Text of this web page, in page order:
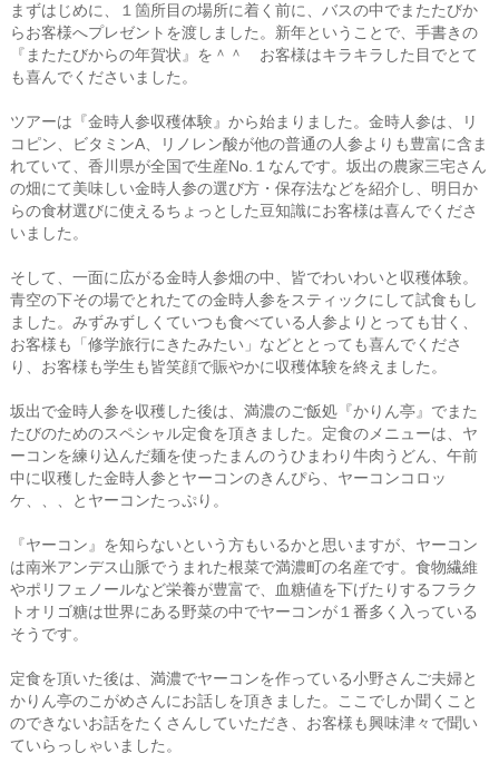
まずはじめに、１箇所目の場所に着く前に、バスの中でまたたびか
らお客様へプレゼントを渡しました。新年ということで、手書きの
『またたびからの年賀状』を＾＾ お客様はキラキラした目でとて
も喜んでくださいました。
ツアーは『金時人参収穫体験』から始まりました。金時人参は、リ
コピン、ビタミンA、リノレン酸が他の普通の人参よりも豊富に含ま
れていて、香川県が全国で生産No.１なんです。坂出の農家三宅さん
の畑にて美味しい金時人参の選び方・保存法などを紹介し、明日か
らの食材選びに使えるちょっとした豆知識にお客様は喜んでくださ
いました。
そして、一面に広がる金時人参畑の中、皆でわいわいと収穫体験。
青空の下その場でとれたての金時人参をスティックにして試食もし
ました。みずみずしくていつも食べている人参よりとっても甘く、
お客様も「修学旅行にきたみたい」などととっても喜んでくださ
り、お客様も学生も皆笑顔で賑やかに収穫体験を終えました。
坂出で金時人参を収穫した後は、満濃のご飯処『かりん亭』でまた
たびのためのスペシャル定食を頂きました。定食のメニューは、ヤ
ーコンを練り込んだ麺を使ったまんのうひまわり牛肉うどん、午前
中に収穫した金時人参とヤーコンのきんぴら、ヤーコンコロッ
ケ、、、とヤーコンたっぷり。
『ヤーコン』を知らないという方もいるかと思いますが、ヤーコン
は南米アンデス山脈でうまれた根菜で満濃町の名産です。食物繊維
やポリフェノールなど栄養が豊富で、血糖値を下げたりするフラク
トオリゴ糖は世界にある野菜の中でヤーコンが１番多く入っている
そうです。
定食を頂いた後は、満濃でヤーコンを作っている小野さんご夫婦と
かりん亭のこがめさんにお話しを頂きました。ここでしか聞くこと
のできないお話をたくさんしていただき、お客様も興味津々で聞い
ていらっしゃいました。